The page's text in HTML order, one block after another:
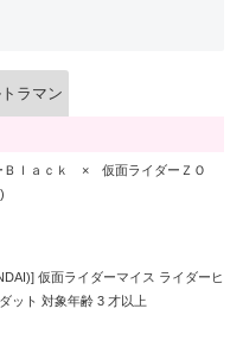
ラマン
Ｂｌａｃｋ × 仮面ライダーＺＯ
仮面ライダーマイス ライダーヒ
ット 対象年齢 3 才以上